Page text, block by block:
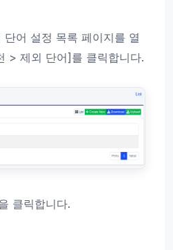
어 설정 목록 페이지를 열
> 제외 단어]를 클릭합니다.
클릭합니다.